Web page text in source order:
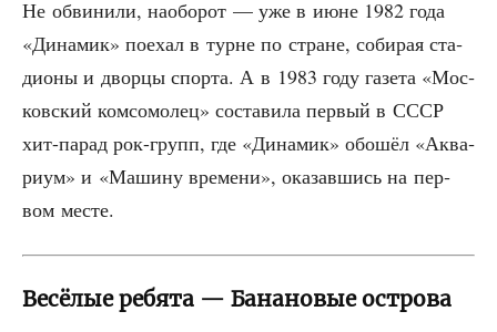
Не обви­ни­ли, наобо­рот — уже в июне 1982 года
«Дина­мик» поехал в турне по стране, соби­рая ста­
ди­о­ны и двор­цы спор­та. А в 1983 году газе­та «Мос­
ков­ский ком­со­мо­лец» соста­ви­ла пер­вый в СССР
хит-парад рок-групп, где «Дина­мик» обо­шёл «Аква­
ри­ум» и «Маши­ну вре­ме­ни», ока­зав­шись на пер­
вом месте.
Весёлые ребята — Банановые острова